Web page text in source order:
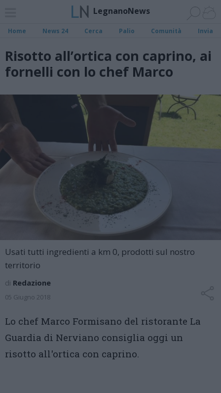
LegnanoNews
Home News 24 Cerca Palio Comunità Invia
Risotto all’ortica con caprino, ai
fornelli con lo chef Marco
Usati tutti ingredienti a km 0, prodotti sul nostro
territorio
di Redazione
05 Giugno 2018
Lo chef Marco Formisano del ristorante La
Guardia di Nerviano consiglia oggi un
risotto all'ortica con caprino.